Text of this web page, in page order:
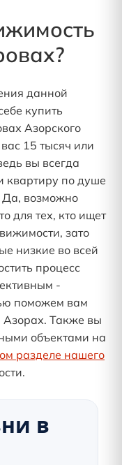
данной
купить
Азорского
15 тысяч или
вы всегда
квартиру по душе
Да, возможно
для тех, кто ищет
зато
низкие во всей
процесс
-
поможем вам
Азорах. Также вы
объектами на
разделе нашего
в